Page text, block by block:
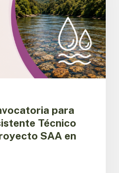
para
Técnico
SAA en